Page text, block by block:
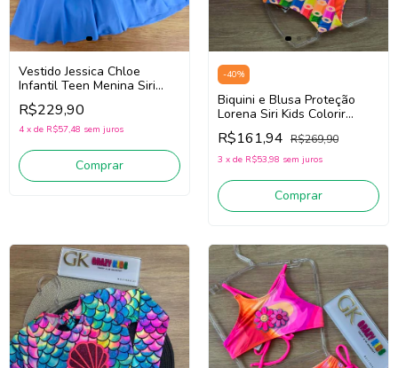
Vestido Jessica Chloe
Infantil Teen Menina Siri
Kids Sport Dança 44760
(Azul)
R$229,90
4 x de R$57,48 sem juros
Comprar
-40%
Biquini e Blusa Proteção
Lorena Siri Kids Colorir
40267 (Rosa/Laranja)
R$161,94 R$269,90
3 x de R$53,98 sem juros
Comprar